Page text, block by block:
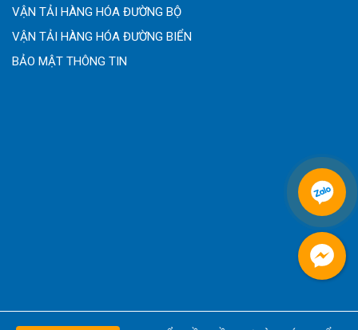
VẬN TẢI HÀNG HÓA ĐƯỜNG BỘ
VẬN TẢI HÀNG HÓA ĐƯỜNG BIỂN
BẢO MẬT THÔNG TIN